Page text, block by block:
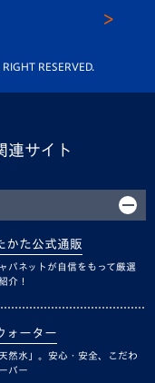
RESERVED.
連サイト
かた公式通販
パネットが自信をもって厳選
介！
ォーター
然水」。安心・安全、こだわ
バー